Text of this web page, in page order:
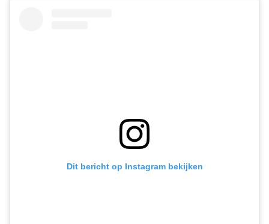
Dit bericht op Instagram bekijken